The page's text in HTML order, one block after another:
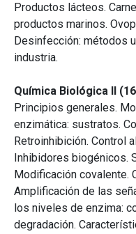
Productos lácteos.
productos marinos.
Desinfección: métodos
industria.
Química Biológica II
Principios generales.
enzimática: sustratos.
Retroinhibición. Control
Inhibidores biogénicos.
Modificación covalente.
Amplificación de las
los niveles de enzima:
degradación.